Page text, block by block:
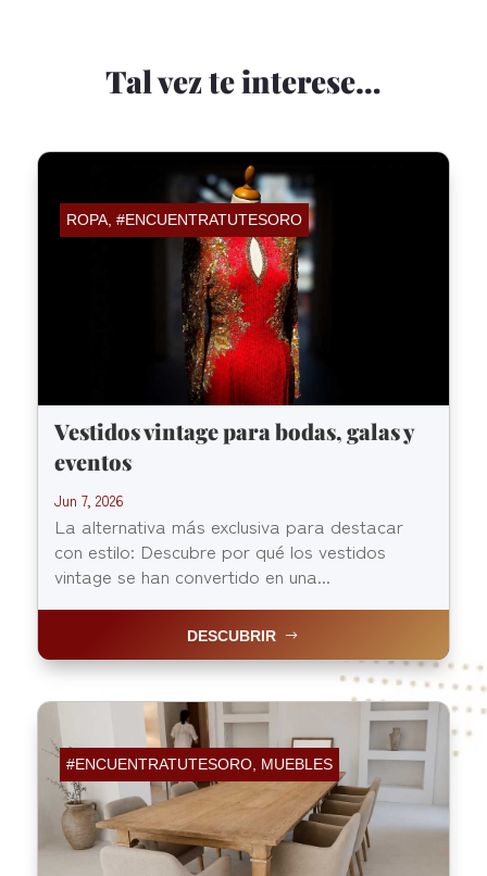
Tal vez te interese…
ROPA, #ENCUENTRATUTESORO
Vestidos vintage para bodas, galas y
eventos
Jun 7, 2026
La alternativa más exclusiva para destacar
con estilo: Descubre por qué los vestidos
vintage se han convertido en una...
DESCUBRIR
#ENCUENTRATUTESORO, MUEBLES